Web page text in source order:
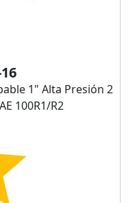
1" Alta Presión 2
100R1/R2